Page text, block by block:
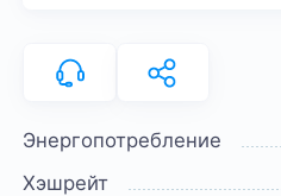
Энергопотребление
Хэшрейт